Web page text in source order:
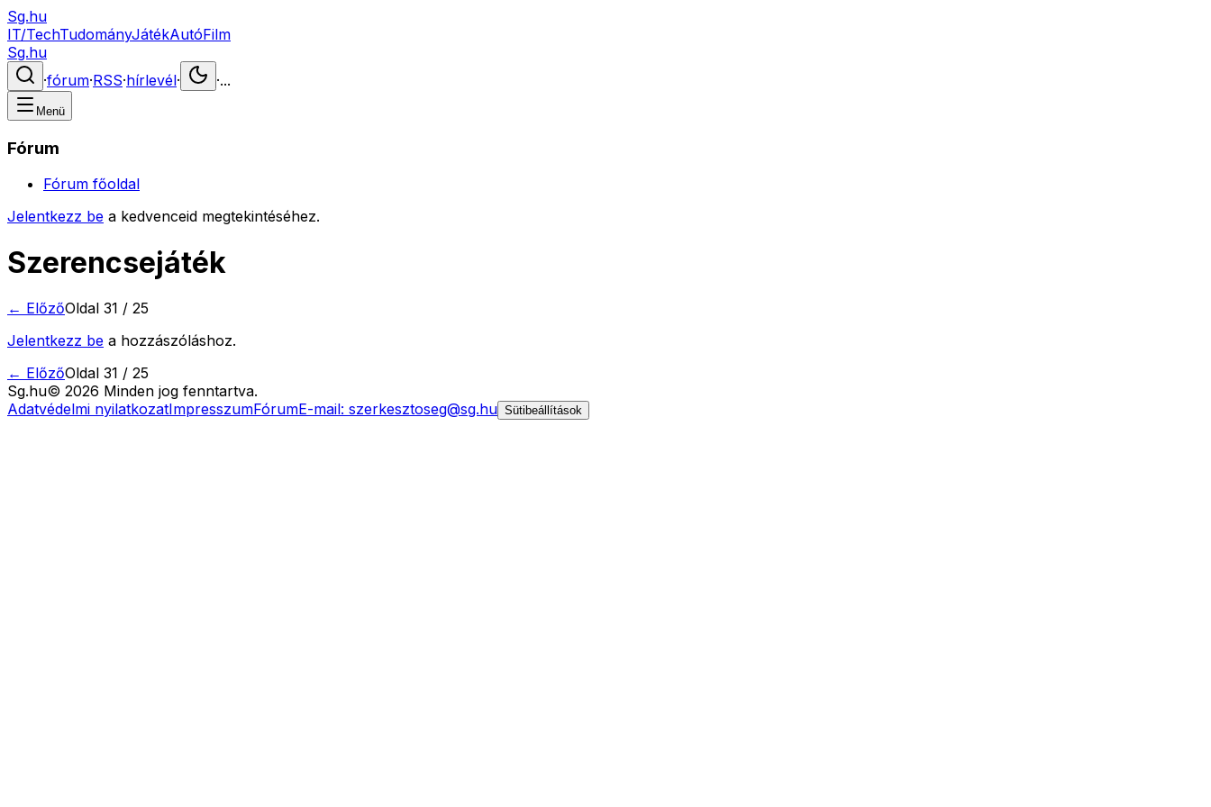
Sg.hu
IT/TechTudományJátékAutóFilm
Sg.hu
·fórum·RSS·hírlevél· ·...
Menü
Fórum
Fórum főoldal
Jelentkezz be a kedvenceid megtekintéséhez.
Szerencsejáték
← ElőzőOldal 31 / 25
Jelentkezz be a hozzászóláshoz.
← ElőzőOldal 31 / 25
Sg.hu© 2026 Minden jog fenntartva.
Adatvédelmi nyilatkozatImpresszumFórumE-mail: szerkesztoseg@sg.hu Sütibeállítások